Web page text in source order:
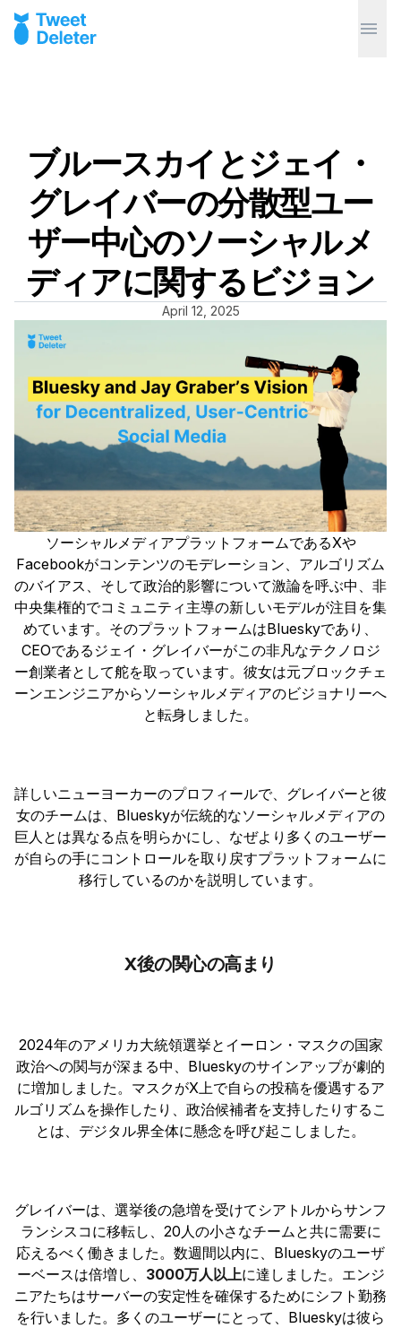
ブルースカイとジェイ・
グレイバーの分散型ユー
ザー中心のソーシャルメ
ディアに関するビジョン
April 12, 2025
ソーシャルメディアプラットフォームであるXや
Facebookがコンテンツのモデレーション、アルゴリズム
のバイアス、そして政治的影響について激論を呼ぶ中、非
中央集権的でコミュニティ主導の新しいモデルが注目を集
めています。そのプラットフォームはBlueskyであり、
CEOであるジェイ・グレイバーがこの非凡なテクノロジ
ー創業者として舵を取っています。彼女は元ブロックチェ
ーンエンジニアからソーシャルメディアのビジョナリーへ
と転身しました。
詳しいニューヨーカーのプロフィールで、グレイバーと彼
女のチームは、Blueskyが伝統的なソーシャルメディアの
巨人とは異なる点を明らかにし、なぜより多くのユーザー
が自らの手にコントロールを取り戻すプラットフォームに
移行しているのかを説明しています。
X後の関心の高まり
2024年のアメリカ大統領選挙とイーロン・マスクの国家
政治への関与が深まる中、Blueskyのサインアップが劇的
に増加しました。マスクがX上で自らの投稿を優遇するア
ルゴリズムを操作したり、政治候補者を支持したりするこ
とは、デジタル界全体に懸念を呼び起こしました。
グレイバーは、選挙後の急増を受けてシアトルからサンフ
ランシスコに移転し、20人の小さなチームと共に需要に
応えるべく働きました。数週間以内に、Blueskyのユーザ
ーベースは倍増し、 3000万人以上に達しました。エンジ
ニアたちはサーバーの安定性を確保するためにシフト勤務
を行いました。多くのユーザーにとって、Blueskyは彼ら